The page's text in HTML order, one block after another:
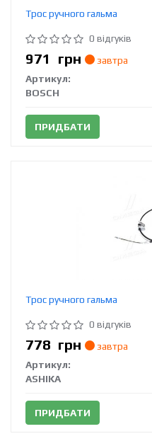
Трос ручного гальма
0 відгуків
971 грн
завтра
Артикул:
BOSCH
ПРИДБАТИ
Трос ручного гальма
0 відгуків
778 грн
завтра
Артикул:
ASHIKA
ПРИДБАТИ